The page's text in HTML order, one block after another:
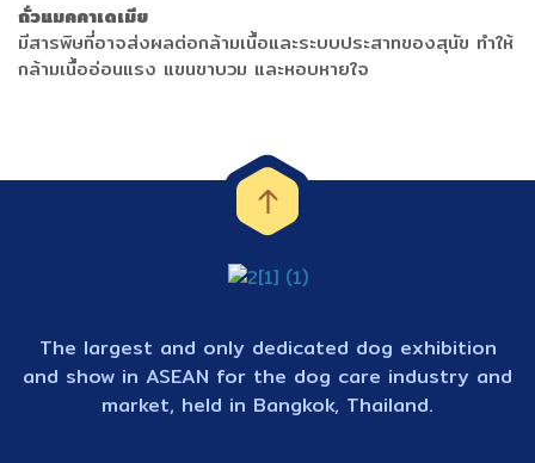
ถั่วแมคคาเดเมีย
มีสารพิษที่อาจส่งผลต่อกล้ามเนื้อและระบบประสาทของสุนัข ทำให้
กล้ามเนื้ออ่อนแรง แขนขาบวม และหอบหายใจ
The largest and only dedicated dog exhibition
and show in ASEAN for the dog care industry and
market, held in Bangkok, Thailand.